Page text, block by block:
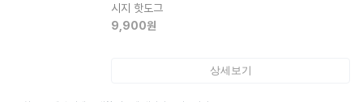
시지 핫도그
9,900원
상세보기